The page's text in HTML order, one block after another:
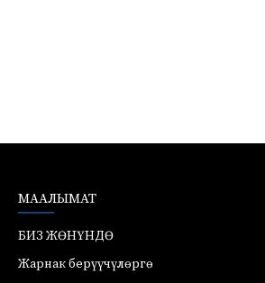
МААЛЫМАТ
БИЗ ЖӨНҮНДӨ
Жарнак берүүчүлөргө